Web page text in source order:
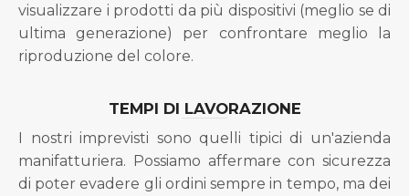
visualizzare i prodotti da più dispositivi (meglio se di
ultima generazione) per confrontare meglio la
riproduzione del colore.
TEMPI DI LAVORAZIONE
I nostri imprevisti sono quelli tipici di un'azienda
manifatturiera. Possiamo affermare con sicurezza
di poter evadere gli ordini sempre in tempo, ma dei